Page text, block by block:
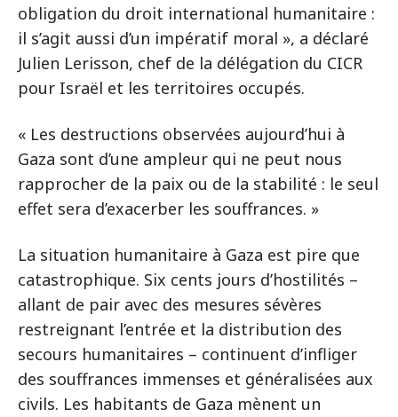
obligation du droit international humanitaire :
il s’agit aussi d’un impératif moral », a déclaré
Julien Lerisson, chef de la délégation du CICR
pour Israël et les territoires occupés.
« Les destructions observées aujourd’hui à
Gaza sont d’une ampleur qui ne peut nous
rapprocher de la paix ou de la stabilité : le seul
effet sera d’exacerber les souffrances. »
La situation humanitaire à Gaza est pire que
catastrophique. Six cents jours d’hostilités –
allant de pair avec des mesures sévères
restreignant l’entrée et la distribution des
secours humanitaires – continuent d’infliger
des souffrances immenses et généralisées aux
civils. Les habitants de Gaza mènent un